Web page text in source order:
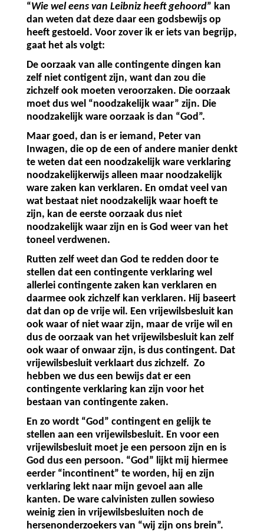
“Wie wel eens van Leibniz heeft gehoord” kan
dan weten dat deze daar een godsbewijs op
heeft gestoeld. Voor zover ik er iets van begrijp,
gaat het als volgt:
De oorzaak van alle contingente dingen kan
zelf niet contigent zijn, want dan zou die
zichzelf ook moeten veroorzaken. Die oorzaak
moet dus wel “noodzakelijk waar” zijn. Die
noodzakelijk ware oorzaak is dan “God”.
Maar goed, dan is er iemand, Peter van
Inwagen, die op de een of andere manier denkt
te weten dat een noodzakelijk ware verklaring
noodzakelijkerwijs alleen maar noodzakelijk
ware zaken kan verklaren. En omdat veel van
wat bestaat niet noodzakelijk waar hoeft te
zijn, kan de eerste oorzaak dus niet
noodzakelijk waar zijn en is God weer van het
toneel verdwenen.
Rutten zelf weet dan God te redden door te
stellen dat een contingente verklaring wel
allerlei contingente zaken kan verklaren en
daarmee ook zichzelf kan verklaren. Hij baseert
dat dan op de vrije wil. Een vrijewilsbesluit kan
ook waar of niet waar zijn, maar de vrije wil en
dus de oorzaak van het vrijewilsbesluit kan zelf
ook waar of onwaar zijn, is dus contingent. Dat
vrijewilsbesluit verklaart dus zichzelf. Zo
hebben we dus een bewijs dat er een
contingente verklaring kan zijn voor het
bestaan van contingente zaken.
En zo wordt “God” contingent en gelijk te
stellen aan een vrijewilsbesluit. En voor een
vrijewilsbesluit moet je een persoon zijn en is
God dus een persoon. “God” lijkt mij hiermee
eerder “incontinent” te worden, hij en zijn
verklaring lekt naar mijn gevoel aan alle
kanten. De ware calvinisten zullen sowieso
weinig zien in vrijewilsbesluiten noch de
hersenonderzoekers van “wij zijn ons brein”.